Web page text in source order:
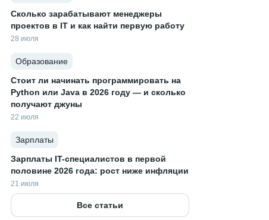
Сколько зарабатывают менеджеры
проектов в IT и как найти первую работу
28 июля
Образование
Стоит ли начинать программировать на
Python или Java в 2026 году — и сколько
получают джуны
22 июля
Зарплаты
Зарплаты IT-специалистов в первой
половине 2026 года: рост ниже инфляции
21 июля
Все статьи